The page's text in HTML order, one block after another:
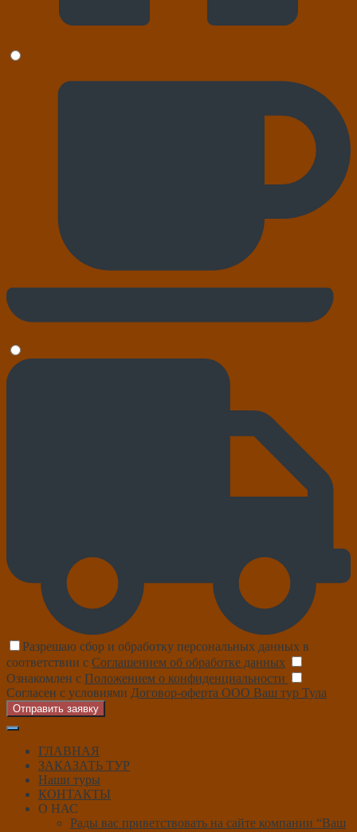
Разрешаю сбор и обработку персональных данных в
соответствии с Соглашением об обработке данных
Ознакомлен с Положением о конфиденциальности
Согласен с условиями Договор-оферта ООО Ваш тур Тула
Отправить заявку
ГЛАВНАЯ
ЗАКАЗАТЬ ТУР
Наши туры
КОНТАКТЫ
О НАС
Рады вас приветствовать на сайте компании “Ваш